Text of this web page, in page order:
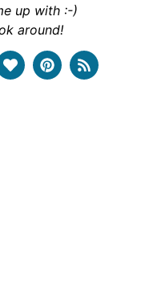
up with :-)
around!